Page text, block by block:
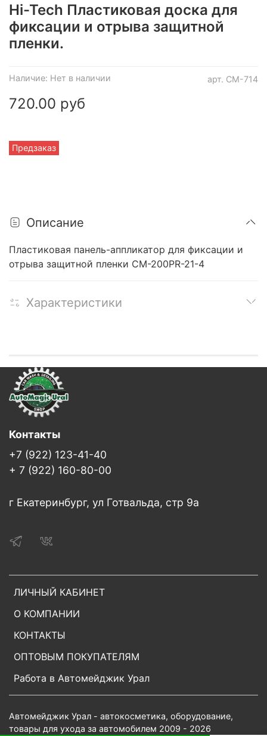
арт. СМ-714
Наличие: Нет в наличии
Предзаказ
Hi-Tech Пластиковая доска для
фиксации и отрыва защитной
пленки.
720.00 руб
Описание
Пластиковая панель-аппликатор для фиксации и
отрыва защитной пленки CM-200PR-21-4
Характеристики
ЛИЧНЫЙ КАБИНЕТ
О КОМПАНИИ
КОНТАКТЫ
ОПТОВЫМ ПОКУПАТЕЛЯМ
Работа в Автомейджик Урал
Контакты
+7 (922) 123-41-40
+ 7 (922) 160-80-00
г Екатеринбург, ул Готвальда, стр 9а
Автомейджик Урал - автокосметика, оборудование,
товары для ухода за автомобилем 2009 - 2026